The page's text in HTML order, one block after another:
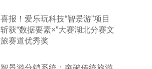
喜报！爱乐玩科技“智景游”项目
斩获“数据要素×”大赛湖北分赛文
旅赛道优秀奖